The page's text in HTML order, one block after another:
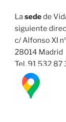
Lasedede
siguiente
c/ Alfonso XI
28014 Madrid
Tel. 91 532 87